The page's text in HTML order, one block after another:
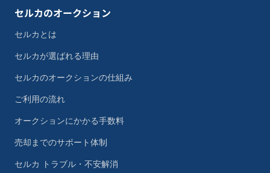
セルカのオークション
セルカとは
セルカが選ばれる理由
セルカのオークションの仕組み
ご利用の流れ
オークションにかかる手数料
売却までのサポート体制
セルカ トラブル・不安解消